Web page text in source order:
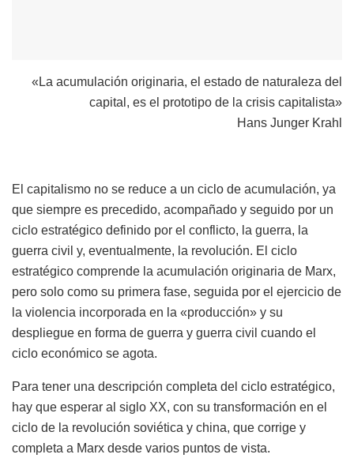
«La acumulación originaria, el estado de naturaleza del
capital, es el prototipo de la crisis capitalista»
Hans Junger Krahl
El capitalismo no se reduce a un ciclo de acumulación, ya
que siempre es precedido, acompañado y seguido por un
ciclo estratégico definido por el conflicto, la guerra, la
guerra civil y, eventualmente, la revolución. El ciclo
estratégico comprende la acumulación originaria de Marx,
pero solo como su primera fase, seguida por el ejercicio de
la violencia incorporada en la «producción» y su
despliegue en forma de guerra y guerra civil cuando el
ciclo económico se agota.
Para tener una descripción completa del ciclo estratégico,
hay que esperar al siglo XX, con su transformación en el
ciclo de la revolución soviética y china, que corrige y
completa a Marx desde varios puntos de vista.